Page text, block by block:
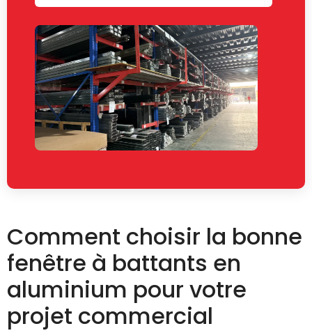
Comment choisir la bonne
fenêtre à battants en
aluminium pour votre
projet commercial